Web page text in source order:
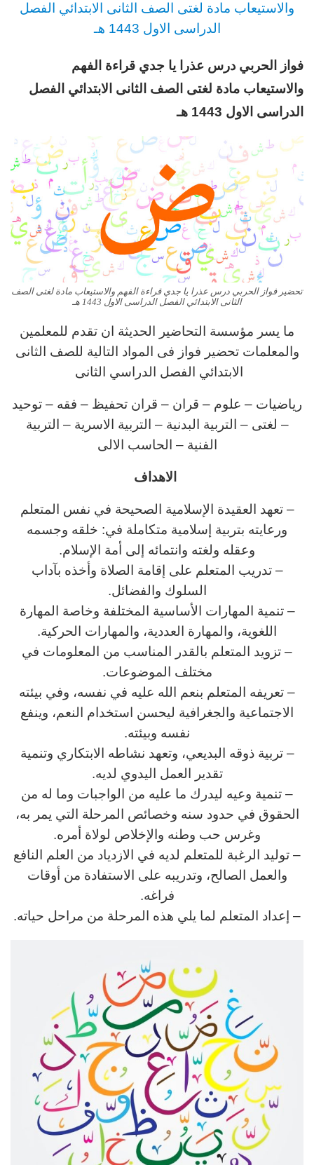
والاستيعاب مادة لغتى
الصف الثانى الابتدائي الفصل
الدراسى الاول 1443 هـ
فواز الحربي درس عذرا يا جدي قراءة الفهم
والاستيعاب مادة لغتى الصف الثانى الابتدائي الفصل
الدراسى الاول 1443 هـ
تحضير فواز الحربي درس عذرا يا جدي قراءة الفهم والاستيعاب مادة لغتى الصف
الثانى الابتدائي الفصل الدراسى الاول 1443 هـ
ما يسر مؤسسة التحاضير الحديثة ان تقدم للمعلمين
والمعلمات تحضير فواز فى المواد التالية للصف الثانى
الابتدائي الفصل الدراسي الثانى
رياضيات – علوم – قران – قران تحفيظ – فقه – توحيد
– لغتى – التربية البدنية – التربية الاسرية – التربية
الفنية – الحاسب الالى
الاهداف
– تعهد العقيدة الإسلامية الصحيحة في نفس المتعلم
ورعايته بتربية إسلامية متكاملة في: خلقه وجسمه
وعقله ولغته وانتمائه إلى أمة الإسلام.
– تدريب المتعلم على إقامة الصلاة وأخذه بآداب
السلوك والفضائل.
– تنمية المهارات الأساسية المختلفة وخاصة المهارة
اللغوية، والمهارة العددية، والمهارات الحركية.
– تزويد المتعلم بالقدر المناسب من المعلومات في
مختلف الموضوعات.
– تعريفه المتعلم بنعم الله عليه في نفسه، وفي بيئته
الاجتماعية والجغرافية ليحسن استخدام النعم، وينفع
نفسه وبيئته.
– تربية ذوقه البديعي، وتعهد نشاطه الابتكاري وتنمية
تقدير العمل اليدوي لديه.
– تنمية وعيه ليدرك ما عليه من الواجبات وما له من
الحقوق في حدود سنه وخصائص المرحلة التي يمر به،
وغرس حب وطنه والإخلاص لولاة أمره.
– توليد الرغبة للمتعلم لديه في الازدياد من العلم النافع
والعمل الصالح، وتدريبه على الاستفادة من أوقات
فراغه.
– إعداد المتعلم لما يلي هذه المرحلة من مراحل حياته.